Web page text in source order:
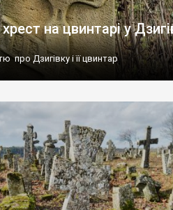
на цвинтарі у
про Дзигівку і її цвинтар